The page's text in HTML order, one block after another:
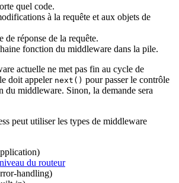
quel code.
à la requête et aux objets de
de réponse de la requête.
fonction du middleware dans la pile.
actuelle ne met pas fin au cycle de
doit appeler next() pour passer le contrôle
du middleware. Sinon, la demande sera
peut utiliser les types de middleware
du routeur
handling)